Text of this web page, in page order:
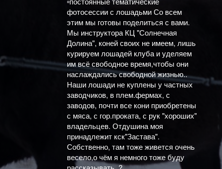
фотосессии с лошадьми Со всем
этим мы готовы поделиться с вами.
Мы инструктора КЦ "Солнечная
Долина", коней своих не имеем, лишь
курируем лошадей клуба и уделяем
им всё свободное время,чтобы они
наслаждались свободной жизнью..
Наши лошади не куплены у частных
заводчиков, в плем.фермах, с
заводов, почти все кони приобретены
с мяса, с гор.проката, с рук "хороших"
владельцев. Отдушина моя
принадлежит кск"Застава".
Собственно, там тоже живется очень
весело,о чём я немного тоже буду